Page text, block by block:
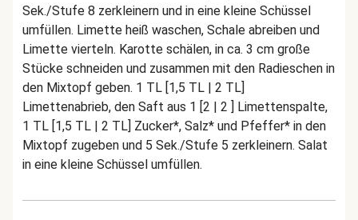
Sek./Stufe 8 zerkleinern und in eine kleine Schüssel
umfüllen. Limette heiß waschen, Schale abreiben und
Limette vierteln. Karotte schälen, in ca. 3 cm große
Stücke schneiden und zusammen mit den Radieschen in
den Mixtopf geben. 1 TL [1,5 TL | 2 TL]
Limettenabrieb, den Saft aus 1 [2 | 2 ] Limettenspalte,
1 TL [1,5 TL | 2 TL] Zucker*, Salz* und Pfeffer* in den
Mixtopf zugeben und 5 Sek./Stufe 5 zerkleinern. Salat
in eine kleine Schüssel umfüllen.